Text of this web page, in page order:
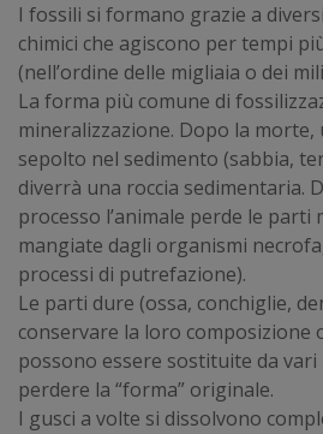
I fossili si formano grazie a
chimici che agiscono per tempi
(nell’ordine delle migliaia o dei
La forma più comune di
mineralizzazione. Dopo la
sepolto nel sedimento (sabbia,
diverrà una roccia sedimentaria.
processo l’animale perde le parti
mangiate dagli organismi
processi di putrefazione).
Le parti dure (ossa, conchiglie,
conservare la loro
possono essere sostituite da
perdere la “forma” originale.
I gusci a volte si dissolvono